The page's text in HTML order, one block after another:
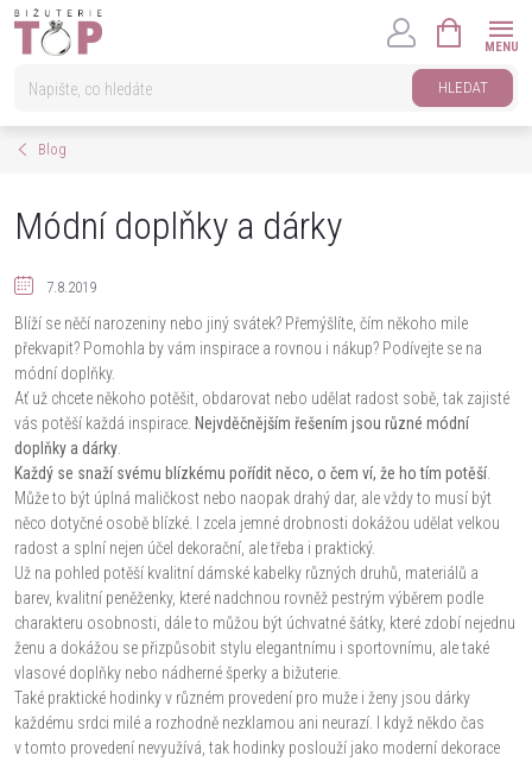
Přejít
HLEDAT
KOŠÍK
Blog
Módní doplňky a dárky
7.8.2019
Blíží se něčí narozeniny nebo jiný svátek? Přemýšlíte, čím někoho mile
překvapit? Pomohla by vám inspirace a rovnou i nákup? Podívejte se na
módní doplňky.
Ať už chcete někoho potěšit, obdarovat nebo udělat radost sobě, tak zajisté
vás potěší každá inspirace. Nejvděčnějším řešením jsou různé módní
doplňky a dárky
Každý se snaží svému blízkému pořídit něco, o čem ví, že ho tím potěší.
Může to být úplná maličkost nebo naopak drahý dar, ale vždy to musí být
něco dotyčné osobě blízké. I zcela jemné drobnosti dokážou udělat velkou
radost a splní nejen účel dekorační, ale třeba i praktický.
Už na pohled potěší kvalitní dámské kabelky různých druhů, materiálů a
barev, kvalitní peněženky, které nadchnou rovněž pestrým výběrem podle
charakteru osobnosti, dále to můžou být úchvatné šátky, které zdobí nejednu
ženu a dokážou se přizpůsobit stylu elegantnímu i sportovnímu, ale také
vlasové doplňky nebo nádherné šperky a bižuterie.
Také praktické hodinky v různém provedení pro muže i ženy jsou dárky
každému srdci milé a rozhodně nezklamou ani neurazí. I když někdo čas
v tomto provedení nevyužívá, tak hodinky poslouží jako moderní dekorace